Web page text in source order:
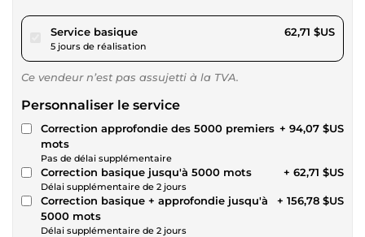
Service basiquepour 57,80 $US
5 jours de réalisation
62,71 $US
Ce vendeur n’est pas assujetti à la TVA.
Personnaliser le service
Correction approfondie des 5000 premiers
mots
Pas de délai supplémentaire
+ 94,07 $US
Correction basique jusqu'à 5000 mots
Délai supplémentaire de 2 jours
+ 62,71 $US
Correction basique + approfondie jusqu'à
5000 mots
Délai supplémentaire de 2 jours
+ 156,78 $US